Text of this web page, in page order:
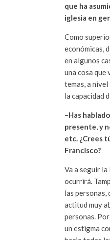
que ha
iglesia en
Como
económicas,
en algunos
una cosa que
temas, a
la capacidad
–Has
presente, y
etc. ¿Crees
Francisco?
Va a seguir
ocurrirá.
las personas,
actitud muy
personas.
un estigma